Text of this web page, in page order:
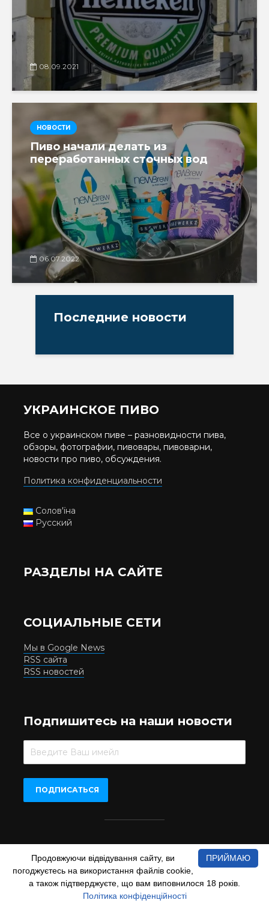
08.09.2021
НОВОСТИ
Пиво начали делать из
переработанных сточных вод
06.07.2022
Последние новости
УКРАИНСКОЕ ПИВО
Все о украинском пиве – разновидности пива,
обзоры, фотографии, пивовары, пивоварни,
новости про пиво, обсуждения.
Политика конфиденциальности
Солов'їна
Русский
РАЗДЕЛЫ НА САЙТЕ
СОЦИАЛЬНЫЕ СЕТИ
Мы в Google News
RSS сайта
RSS новостей
Подпишитесь на наши новости
Beer.UA © 2016-2022
При копіюванні матеріалів з сайту обов'язкове пряме
відкрите для пошукових систем гіперпосилання на сайт
www.beer.ua
ПРИЙМАЮ
Продовжуючи відвідування сайту, ви
погоджуєтесь на використання файлів cookie,
а також підтверджуєте, що вам виповнилося 18 років.
Політика конфіденційності